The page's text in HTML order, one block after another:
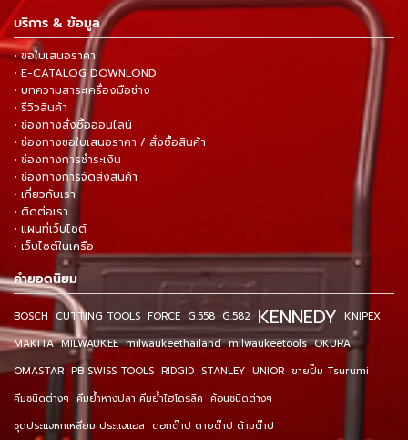
บริการ & ข้อมูล
• ขอใบเสนอราคา
• E-CATALOG DOWNLOND
• บทความสาระเครื่องมือช่าง
• รีวิวสินค้า
• ช่องทางสั่งซื้อออนไลน์
• ช่องทางขอใบเสนอราคา / สั่งซื้อสินค้า
• ช่องทางการชำระเงิน
• ช่องทางการจัดส่งสินค้า
• เกี่ยวกับเรา
• ติดต่อเรา
• แผนที่เว็บไซต์
• เว็บไซต์ในเครือ
คำยอดนิยม
BOSCH CUTTING TOOLS FORCE G.558 G.582 KENNEDY KNIPEX
MAKITA MILWAUKEE milwaukeethailand milwaukeetools OKURA
OMASTAR PB SWISS TOOLS RIDGID STANLEY UNIOR ขายปั๊ม Tsurumi
คีมชนิดต่างๆ คีมย้ำหางปลา คีมย้ำไฮโดรลิค ค้อนชนิดต่างๆ
ชุดประแจหกเหลี่ยม ประแจแอล ดอกต๊าป ดายต๊าป ด้ามต๊าป